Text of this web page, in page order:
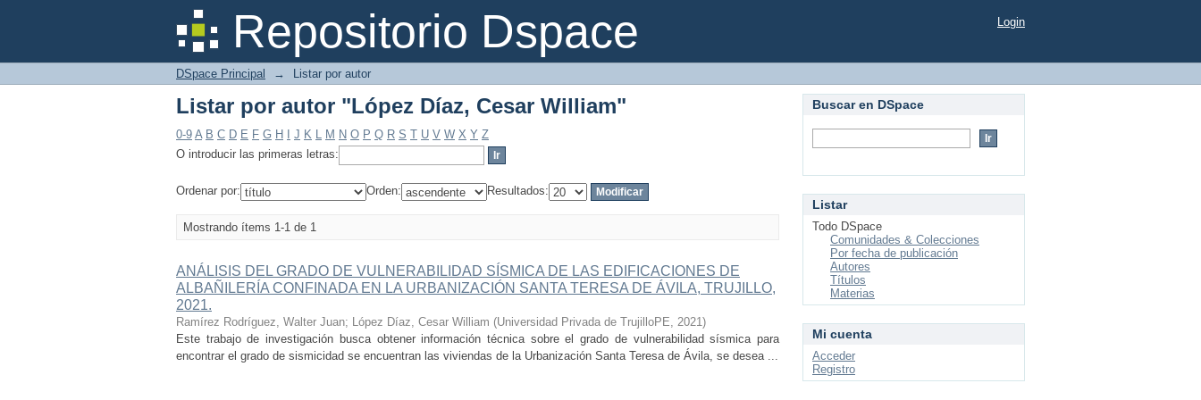
Repositorio Dspace
Listar por autor "López Díaz, Cesar William" Login
DSpace Principal → Listar por autor
Listar por autor "López Díaz, Cesar William"
0-9 A B C D E F G H J K L M N O P Q R S T U V W X Y Z
O introducir las primeras letras:
Ordenar por: Orden: Resultados:
Mostrando ítems 1-1 de 1
ANÁLISIS DEL GRADO DE VULNERABILIDAD SÍSMICA DE LAS EDIFICACIONES DE
ALBAÑILERÍA CONFINADA EN LA URBANIZACIÓN SANTA TERESA DE ÁVILA, TRUJILLO,
2021.
Ramírez Rodríguez, Walter Juan; López Díaz, Cesar William (Universidad Privada de TrujilloPE, 2021)
Este trabajo de investigación busca obtener información técnica sobre el grado de vulnerabilidad sísmica para
encontrar el grado de sismicidad se encuentran las viviendas de la Urbanización Santa Teresa de Ávila, se desea ...
Buscar en DSpace
Listar
Todo DSpace
Comunidades & Colecciones
Por fecha de publicación
Autores
Títulos
Materias
Mi cuenta
Acceder
Registro